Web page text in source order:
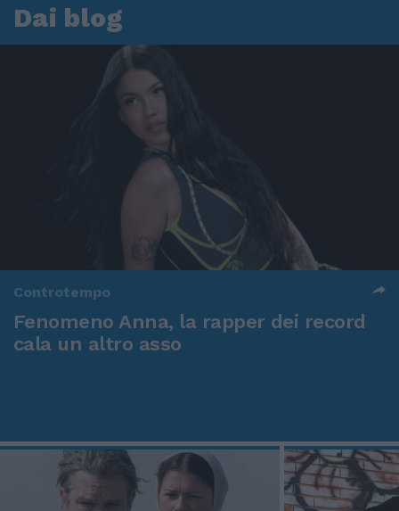
Dai blog
Controtempo
Fenomeno Anna, la rapper dei record
cala un altro asso